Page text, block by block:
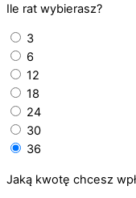
Ile rat wybierasz?
3
6
12
18
24
30
36
Jaką kwotę chcesz